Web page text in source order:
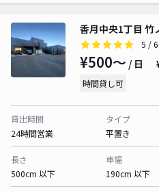
香月中央1丁目 竹
5 /
¥500〜 / 日
時間貸し可
貸出時間
24時間営業
タイプ
平置き
長さ
500cm 以下
車幅
190cm 以下